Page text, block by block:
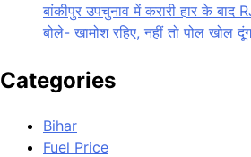
बांकीपुर उपचुनाव में करारी हार के बाद
बोले- खामोश रहिए, नहीं तो पोल खोल
Categories
Bihar
Fuel Price